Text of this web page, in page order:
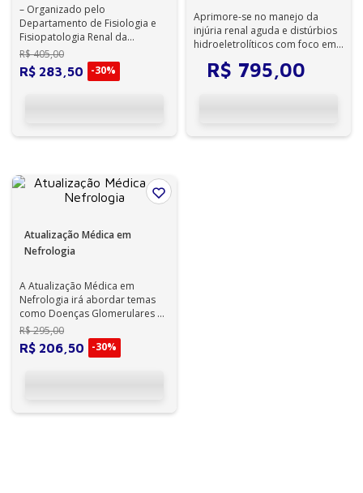
– Organizado pelo
Departamento de Fisiologia e
Fisiopatologia Renal da
Sociedade Brasileira de
Nefrologia (SBN). – Part...
R$405,00
R$ 283 50 -30%
Aprimore-se no manejo da
injúria renal aguda e distúrbios
hidroeletrolíticos com foco em
R$ 795,00
Atualização Médica em
Nefrologia
A Atualização Médica em
Nefrologia irá abordar temas
como Doenças Glomerulares e
Lesão Renal Aguda,
possibilitando ao pr...
R$295,00
R$ 206 50 -30%